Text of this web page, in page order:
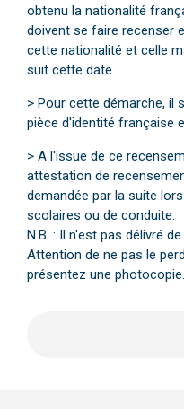
obtenu la nationalité
doivent se faire recenser
cette nationalité et celle
suit cette date.
> Pour cette démarche, il
pièce d'identité française
> A l'issue de ce
attestation de
demandée par la suite
scolaires ou de conduite.
N.B. : Il n'est pas délivré
Attention de ne pas le
présentez une photocopie.